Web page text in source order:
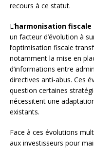
recours à ce statut.
L’harmonisation fiscale
un facteur d’évolution à
l’optimisation fiscale
notamment la mise en
d’informations entre
directives anti-abus. Ces
question certaines
nécessitent une
existants.
Face à ces évolutions
aux investisseurs pour